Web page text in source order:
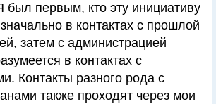
был первым, кто эту инициативу
в контактах с прошлой
затем с администрацией
в контактах с
Контакты разного рода с
также проходят через мои